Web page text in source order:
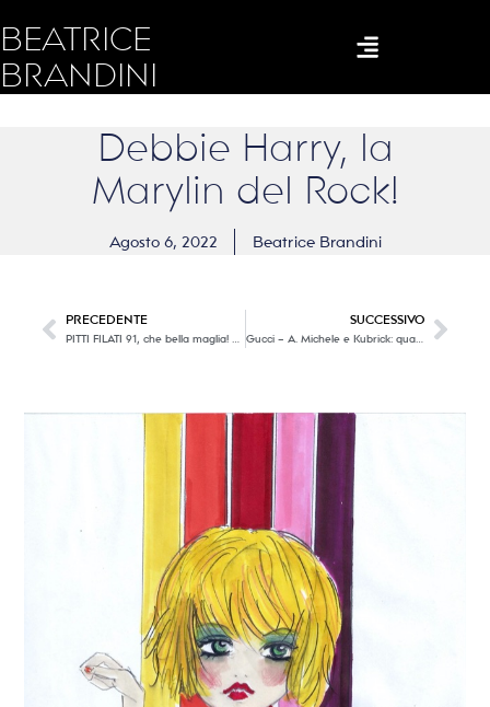
BEATRICE
BRANDINI
Debbie Harry, la
Marylin del Rock!
Agosto 6, 2022 Beatrice Brandini
PRECEDENTE SUCCESSIVO
Gucci – A. Michele e Kubrick: quando la genialità diventa iconica